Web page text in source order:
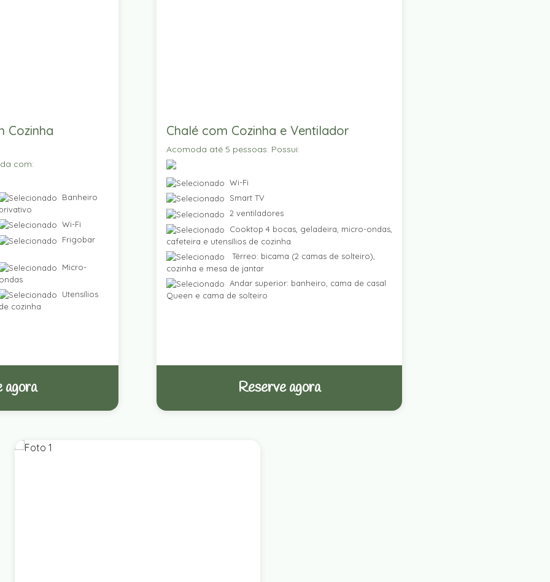
Cozinha
com:
Banheiro
privativo
Wi-Fi
Frigobar
Micro-
ondas
Utensílios
de cozinha
agora
Chalé com Cozinha e Ventilador
Acomoda até 5 pessoas. Possui:
Wi-Fi
Smart TV
2 ventiladores
Cooktop 4 bocas, geladeira, micro-ondas,
cafeteira e utensílios de cozinha
Térreo: bicama (2 camas de solteiro),
cozinha e mesa de jantar
Andar superior: banheiro, cama de casal
Queen e cama de solteiro
Reserve agora